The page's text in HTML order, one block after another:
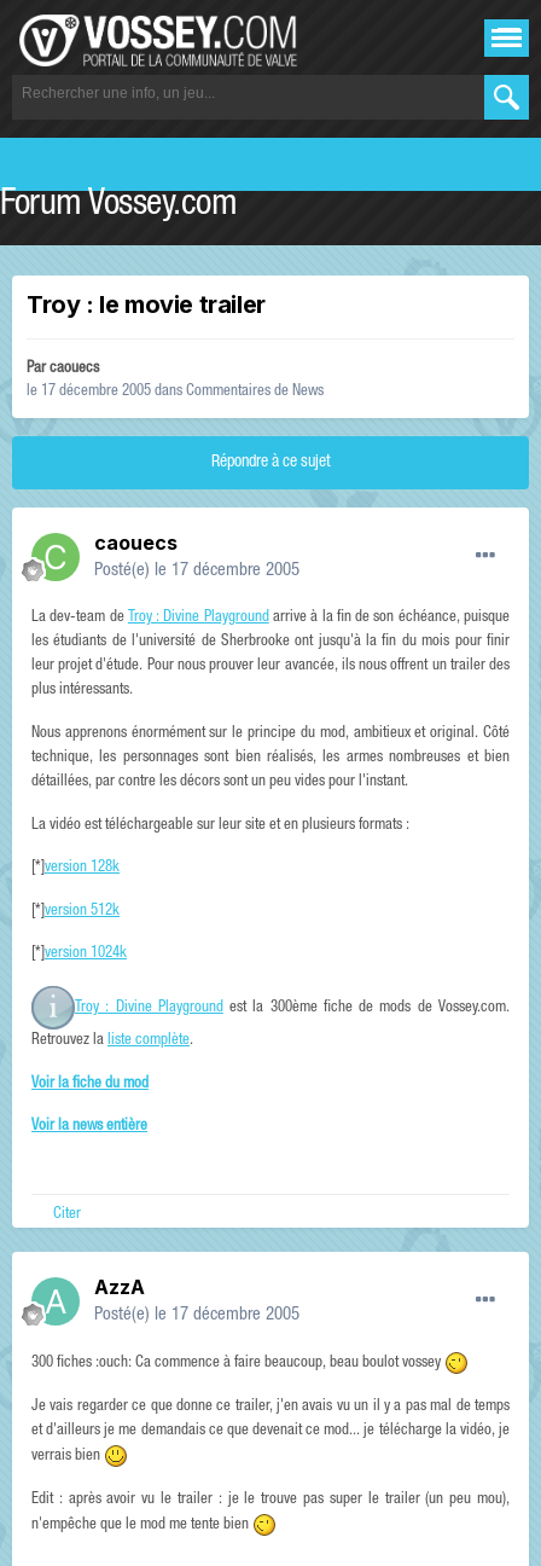
Forum Vossey.com
Troy : le movie trailer
Parcaouecs
le 17 décembre 2005 dans Commentaires de News
Répondre à ce sujet
caouecs
Posté(e) le 17 décembre 2005
La dev-team de Troy : Divine Playgroundarrive à la fin de son échéance, puisque
les étudiants de l'université de Sherbrooke ont jusqu'à la fin du mois pour finir
leur projet d'étude. Pour nous prouver leur avancée, ils nous offrent un trailer des
plus intéressants.
Nous apprenons énormément sur le principe du mod, ambitieux et original. Côté
technique, les personnages sont bien réalisés, les armes nombreuses et bien
détaillées, par contre les décors sont un peu vides pour l'instant.
La vidéo est téléchargeable sur leur site et en plusieurs formats :
[*] version 128k
[*] version 512k
[*] version 1024k
Troy : Divine Playgroundest la 300ème fiche de mods de Vossey.com.
Retrouvez la liste complète.
Voir la fiche du mod
Voir la news entière
Citer
AzzA
Posté(e) le 17 décembre 2005
300 fiches :ouch: Ca commence à faire beaucoup, beau boulot vossey
Je vais regarder ce que donne ce trailer, j'en avais vu un il y a pas mal de temps
et d'ailleurs je me demandais ce que devenait ce mod... je télécharge la vidéo, je
verrais bien
Edit : après avoir vu le trailer : je le trouve pas super le trailer (un peu mou),
n'empêche que le mod me tente bien